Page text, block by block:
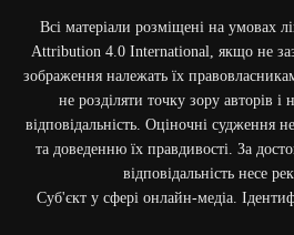
Всі матеріали розміщені на умовах
Attribution 4.0 International, якщо не
зображення належать їх
не розділяти точку зору авторів і
відповідальність. Оціночні судження
та доведенню їх правдивості. За
відповідальність несе
Cуб'єкт у сфері онлайн-медіа.